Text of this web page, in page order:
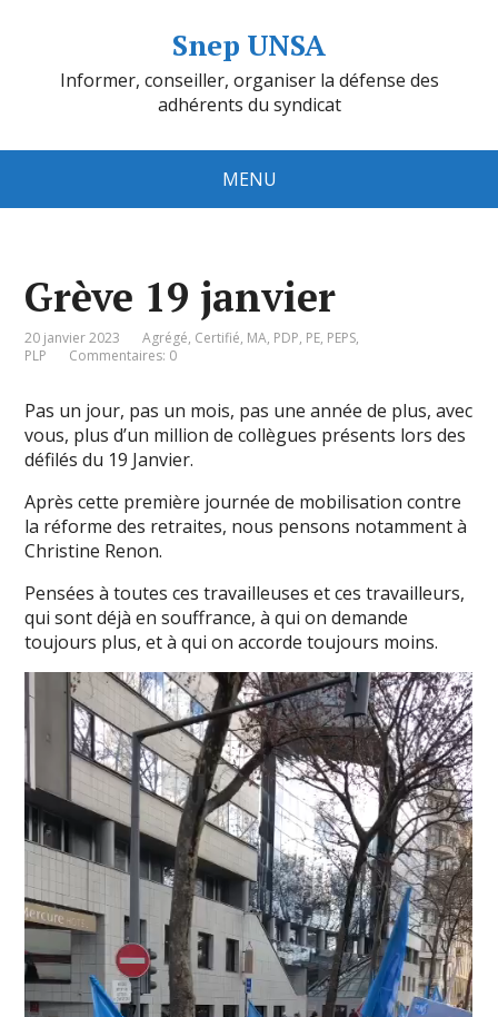
Snep UNSA
Informer, conseiller, organiser la défense des
adhérents du syndicat
MENU
Grève 19 janvier
20 janvier 2023 Agrégé, Certifié, MA, PDP, PE, PEPS,
PLP
Commentaires: 0
Pas un jour, pas un mois, pas une année de plus, avec
vous, plus d’un million de collègues présents lors des
défilés du 19 Janvier.
Après cette première journée de mobilisation contre
la réforme des retraites, nous pensons notamment à
Christine Renon.
Pensées à toutes ces travailleuses et ces travailleurs,
qui sont déjà en souffrance, à qui on demande
toujours plus, et à qui on accorde toujours moins.